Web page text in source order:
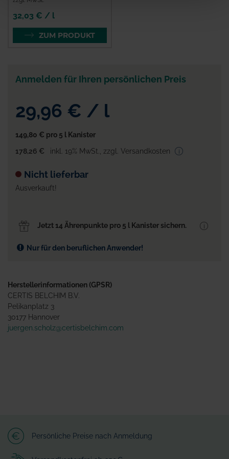
32,03 € / l
ZUM PRODUKT
Anmelden für Ihren persönlichen Preis
29,96 € / l
149,80 € pro 5 l Kanister
178,26 €
inkl. 19% MwSt. zzgl. Versandkosten
Nicht lieferbar
Ausverkauft!
Jetzt 14 Ährenpunkte pro 5 l Kanister sichern.
Nur für den beruflichen Anwender!
Herstellerinformationen (GPSR)
CERTIS BELCHIM B.V.
Pelikanplatz 3
30177 Hannover
juergen.scholz@certisbelchim.com
Persönliche Preise nach Anmeldung